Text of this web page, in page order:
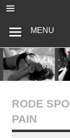
naar
inhoud
MENU
RODE
PAIN